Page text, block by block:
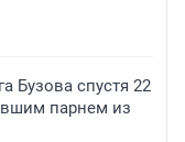
Бузова спустя 22
парнем из